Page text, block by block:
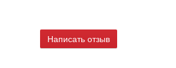
Написать отзыв